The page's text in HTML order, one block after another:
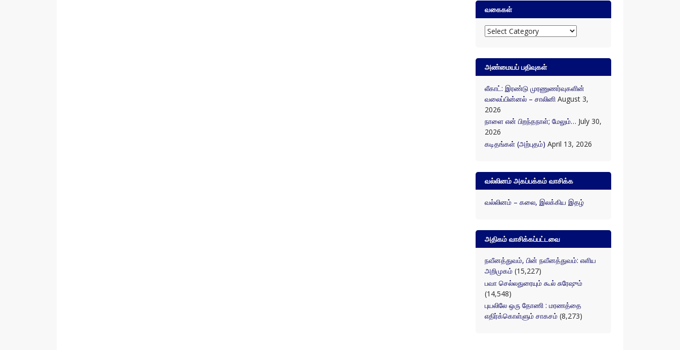
வகைகள்
வகைகள்
அண்மையப் பதிவுகள்
லீகாட்: இரண்டு முரணுணர்வுகளின்
வலைப்பின்னல் – சாலினி August 3,
2026
நாளை என் பிறந்தநாள்; மேலும்… July 30,
2026
கடிதங்கள் (அற்புதம்) April 13, 2026
வல்லினம் அகப்பக்கம் வாசிக்க
வல்லினம் – கலை, இலக்கிய இதழ்
அதிகம் வாசிக்கப்பட்டவை
நவீனத்துவம், பின் நவீனத்துவம்: எளிய
அறிமுகம் (15,227)
பவா செல்லதுரையும் கூல் சுரேஷும்
(14,548)
புயலிலே ஒரு தோணி : மரணத்தை
எதிர்க்கொள்ளும் சாகசம் (8,273)